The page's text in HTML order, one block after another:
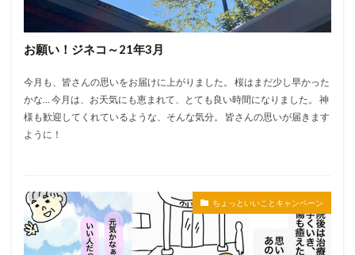
お願い！ジネコ～21年3月
今月も、皆さんの思いをお届けに上がりました。 桜はまだ少し早かった
かな… 今月は、お天気にも恵まれて、とても良い時間になりました。 神
様も歓迎してくれているような、そんな気分。 皆さんの思いが届きます
ように！
ちょっといいことキャンペーン